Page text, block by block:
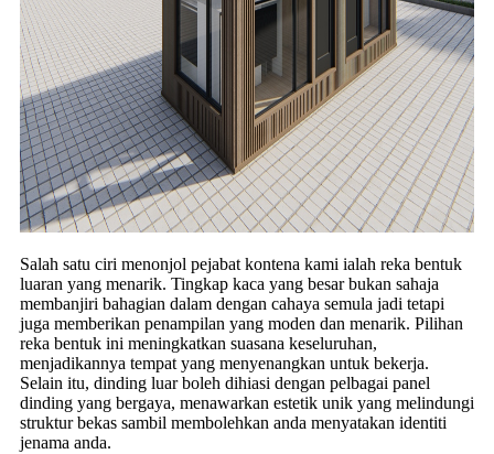
Salah satu ciri menonjol pejabat kontena kami ialah reka bentuk
luaran yang menarik. Tingkap kaca yang besar bukan sahaja
membanjiri bahagian dalam dengan cahaya semula jadi tetapi
juga memberikan penampilan yang moden dan menarik. Pilihan
reka bentuk ini meningkatkan suasana keseluruhan,
menjadikannya tempat yang menyenangkan untuk bekerja.
Selain itu, dinding luar boleh dihiasi dengan pelbagai panel
dinding yang bergaya, menawarkan estetik unik yang melindungi
struktur bekas sambil membolehkan anda menyatakan identiti
jenama anda.